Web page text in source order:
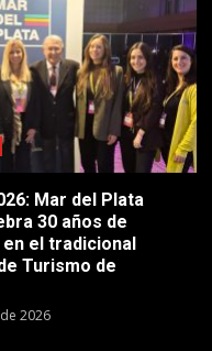
Mar del Plata
30 años de
el tradicional
Turismo de
2026